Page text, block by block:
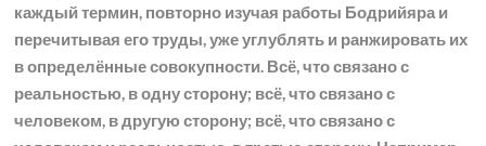
каждый термин, повторно изучая работы Бодрийяра и
перечитывая его труды, уже углублять и ранжировать их
в определённые совокупности. Всё, что связано с
реальностью, в одну сторону; всё, что связано с
человеком, в другую сторону; всё, что связано с